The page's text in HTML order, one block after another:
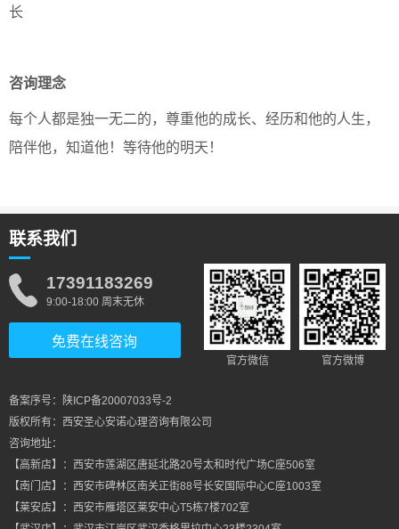
长
咨询理念
每个人都是独一无二的，尊重他的成长、经历和他的人生，
陪伴他，知道他！等待他的明天！
联系我们
17391183269
9:00-18:00 周末无休
免费在线咨询
官方微信 官方微博
备案序号：陕ICP备20007033号-2
版权所有：西安圣心安诺心理咨询有限公司
咨询地址：
【高新店】：西安市莲湖区唐延北路20号太和时代广场C座506室
【南门店】：西安市碑林区南关正街88号长安国际中心C座1003室
【莱安店】：西安市雁塔区莱安中心T5栋7楼702室